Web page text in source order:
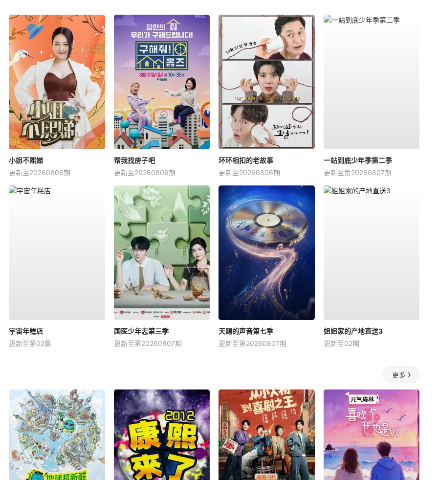
小姐不熙娣
更新至20260806期
帮我找房子吧
更新至20260806期
环环相扣的老故事
更新至20260806期
一站到底少年季第二季
更新至第20260807期
宇宙年糕店
更新至第02集
国医少年志第三季
更新至第20260807期
天赐的声音第七季
更新至第20260807期
姐姐家的产地直送3
更新至02期
更多